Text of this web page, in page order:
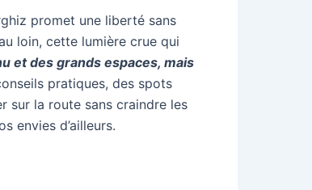
promet une liberté sans
loin, cette lumière crue qui
et des grands espaces, mais
pratiques, des spots
sur la route sans craindre les
envies d’ailleurs.